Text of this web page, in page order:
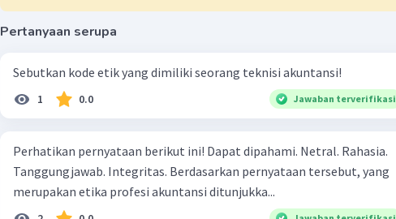
Pertanyaan serupa
Sebutkan kode etik yang dimiliki seorang teknisi akuntansi!
1 0.0 Jawaban terverifikasi
Perhatikan pernyataan berikut ini! Dapat dipahami. Netral. Rahasia.
Tanggungjawab. Integritas. Berdasarkan pernyataan tersebut, yang
merupakan etika profesi akuntansi ditunjukka...